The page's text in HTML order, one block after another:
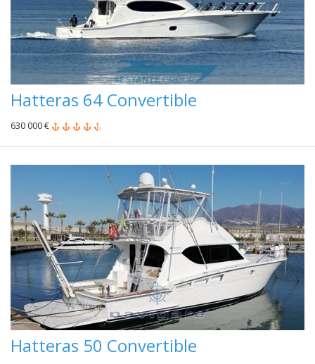
Hatteras 64 Convertible
630 000 €
Hatteras 50 Convertible